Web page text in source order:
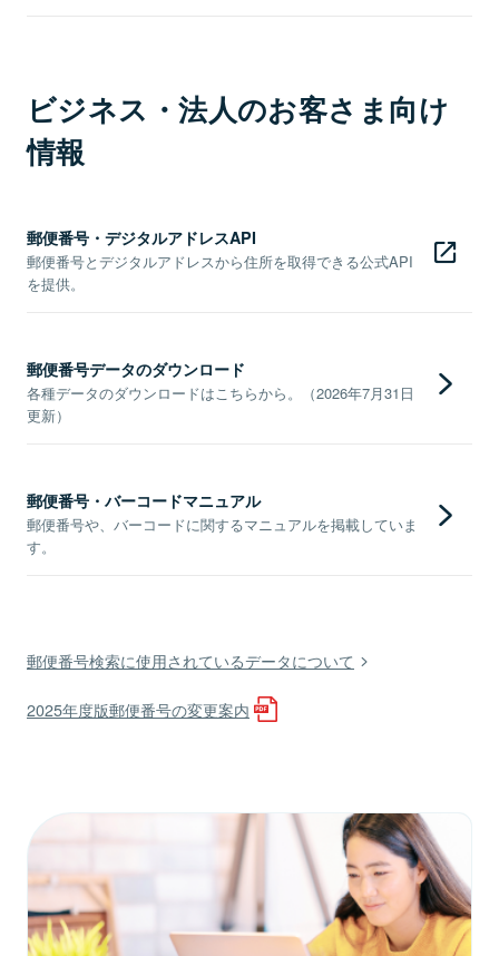
ビジネス・法人のお客さま向け
情報
郵便番号・デジタルアドレスAPI
郵便番号とデジタルアドレスから住所を取得できる公式API
を提供。
郵便番号データのダウンロード
各種データのダウンロードはこちらから。（2026年7月31日
更新）
郵便番号・バーコードマニュアル
郵便番号や、バーコードに関するマニュアルを掲載していま
す。
郵便番号検索に使用されているデータについて
2025年度版郵便番号の変更案内